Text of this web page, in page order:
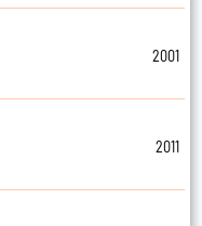
2001
2011